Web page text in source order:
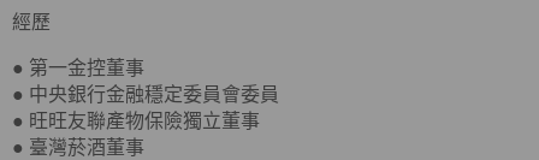
經歷
● 第一金控董事
● 中央銀行金融穩定委員會委員
● 旺旺友聯產物保險獨立董事
● 臺灣菸酒董事